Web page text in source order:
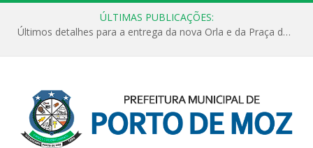
ÚLTIMAS PUBLICAÇÕES:
Últimos detalhes para a entrega da nova Orla e da Praça do Praião